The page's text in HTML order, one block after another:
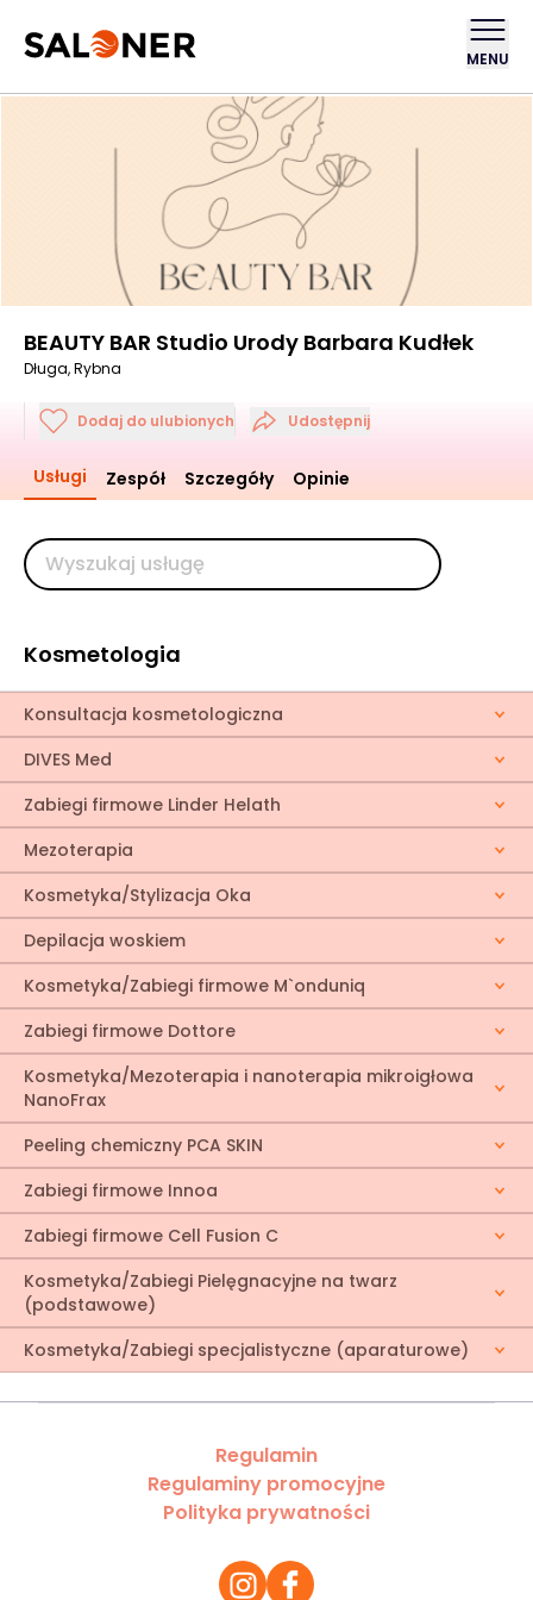
MENU
BEAUTY BAR Studio Urody Barbara Kudłek
Długa, Rybna
Dodaj do ulubionych Udostępnij
Usługi Zespół Szczegóły Opinie
Kosmetologia
Konsultacja kosmetologiczna
DIVES Med
Zabiegi firmowe Linder Helath
Mezoterapia
Kosmetyka/Stylizacja Oka
Depilacja woskiem
Kosmetyka/Zabiegi firmowe M`onduniq
Zabiegi firmowe Dottore
Kosmetyka/Mezoterapia i nanoterapia mikroigłowa
NanoFrax
Peeling chemiczny PCA SKIN
Zabiegi firmowe Innoa
Zabiegi firmowe Cell Fusion C
Kosmetyka/Zabiegi Pielęgnacyjne na twarz
(podstawowe)
Kosmetyka/Zabiegi specjalistyczne (aparaturowe)
Regulamin
Regulaminy promocyjne
Polityka prywatności